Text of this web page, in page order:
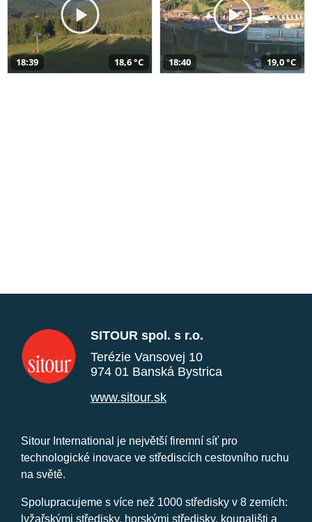
18:39 18,6 °C 18:40 19,0 °C
SITOUR spol. s r.o.
Terézie Vansovej 10
974 01 Banská Bystrica
www.sitour.sk
Sitour International je největší firemní síť pro
technologické inovace ve střediscích cestovního ruchu
na světě.
Spolupracujeme s více než 1000 středisky v 8 zemích:
lyžařskými středisky, horskými středisky, koupališti a